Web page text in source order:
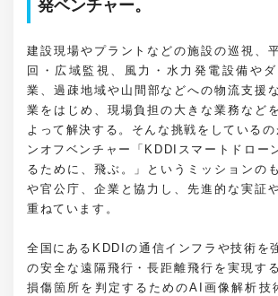
発ベンチャー。
建設現場やプラントなどの施設の巡視、
回・広域監視、風力・水力発電設備や
業、過疎地域や山間部などへの物流支
業をはじめ、現場負担の大きな業務など
よって解決する。そんな挑戦をしている
ンオフベンチャー「KDDIスマートドロー
るために、飛ぶ。」というミッションの
や官公庁、企業と協力し、先進的な実証
重ねています。
全国にあるKDDIの通信インフラや技術を
の安全な遠隔飛行・長距離飛行を実現す
損傷箇所を判定するためのAI画像解析技